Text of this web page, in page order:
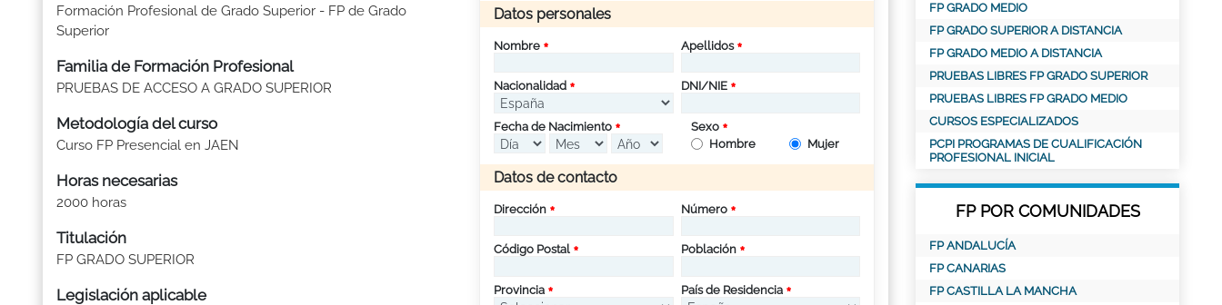
Formación Profesional de Grado Superior - FP de Grado
Superior
Familia de Formación Profesional
PRUEBAS DE ACCESO A GRADO SUPERIOR
Metodología del curso
Curso FP Presencial en JAEN
Horas necesarias
2000 horas
Titulación
FP GRADO SUPERIOR
Legislación aplicable
Datos personales
Nombre Apellidos
Nacionalidad DNI/NIE
Fecha de Nacimiento
Sexo
Hombre
Mujer
Datos de contacto
Dirección Número
Código Postal Población
Provincia País de Residencia
FP GRADO MEDIO
FP GRADO SUPERIOR A DISTANCIA
FP GRADO MEDIO A DISTANCIA
PRUEBAS LIBRES FP GRADO SUPERIOR
PRUEBAS LIBRES FP GRADO MEDIO
CURSOS ESPECIALIZADOS
PCPI PROGRAMAS DE CUALIFICACIÓN
PROFESIONAL INICIAL
FP POR COMUNIDADES
FP ANDALUCÍA
FP CANARIAS
FP CASTILLA LA MANCHA